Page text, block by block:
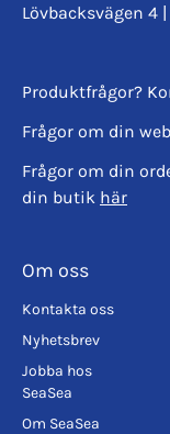
Lövbacksvägen 4 |
Produktfrågor?
Frågor om din
Frågor om din
din butik här
Om oss
Kontakta oss
Nyhetsbrev
Jobba hos
SeaSea
Om SeaSea